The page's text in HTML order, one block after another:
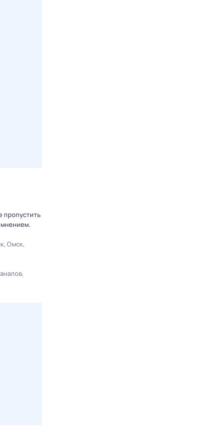
пропустить
Омск